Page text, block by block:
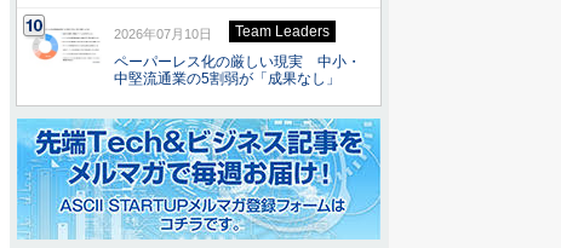
2026年07月10日
Team Leaders
ペーパーレス化の厳しい現実 中小・
中堅流通業の5割弱が「成果なし」